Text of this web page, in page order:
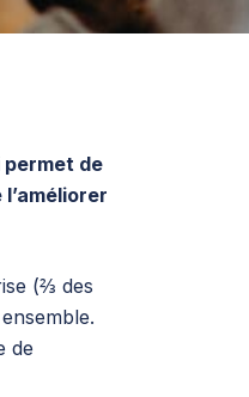
de
(⅔ des
de